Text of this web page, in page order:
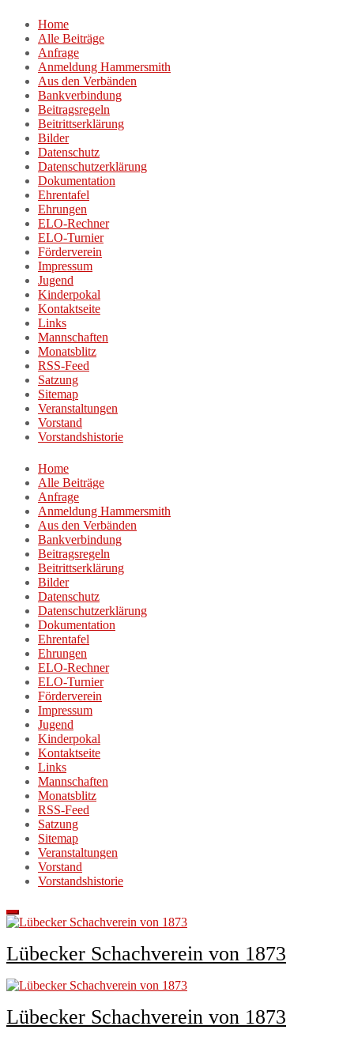
Zum
Inhalt
springen
Home
Alle Beiträge
Anfrage
Anmeldung Hammersmith
Aus den Verbänden
Bankverbindung
Beitragsregeln
Beitrittserklärung
Bilder
Datenschutz
Datenschutzerklärung
Dokumentation
Ehrentafel
Ehrungen
ELO-Rechner
ELO-Turnier
Förderverein
Impressum
Jugend
Kinderpokal
Kontaktseite
Links
Mannschaften
Monatsblitz
RSS-Feed
Satzung
Sitemap
Veranstaltungen
Vorstand
Vorstandshistorie
Home
Alle Beiträge
Anfrage
Anmeldung Hammersmith
Aus den Verbänden
Bankverbindung
Beitragsregeln
Beitrittserklärung
Bilder
Datenschutz
Datenschutzerklärung
Dokumentation
Ehrentafel
Ehrungen
ELO-Rechner
ELO-Turnier
Förderverein
Impressum
Jugend
Kinderpokal
Kontaktseite
Links
Mannschaften
Monatsblitz
RSS-Feed
Satzung
Sitemap
Veranstaltungen
Vorstand
Vorstandshistorie
Lübecker Schachverein von 1873
Lübecker Schachverein von 1873